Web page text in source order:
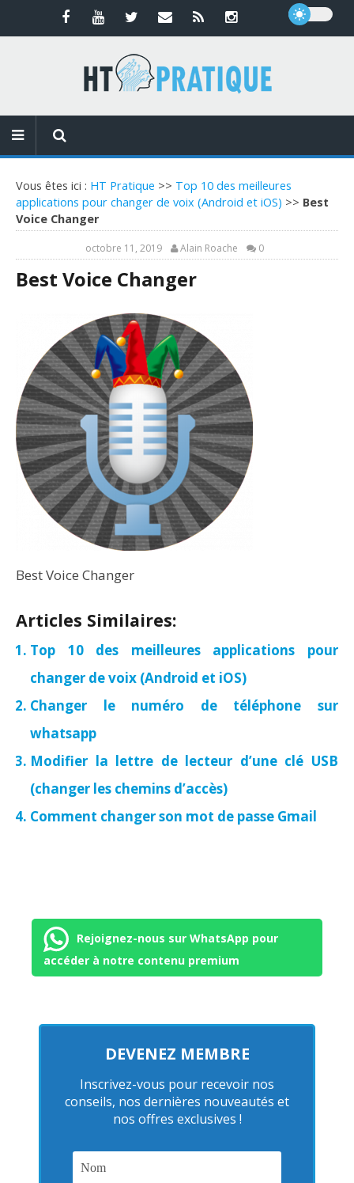
Vous êtes ici : HT Pratique >> Top 10 des meilleures
applications pour changer de voix (Android et iOS) >> Best
Voice Changer
octobre 11, 2019 Alain Roache 0
Best Voice Changer
Best Voice Changer
Articles Similaires:
Top 10 des meilleures applications pour
changer de voix (Android et iOS)
Changer le numéro de téléphone sur
whatsapp
Modifier la lettre de lecteur d’une clé USB
(changer les chemins d’accès)
Comment changer son mot de passe Gmail
Rejoignez-nous sur WhatsApp pour
accéder à notre contenu premium
DEVENEZ MEMBRE
Inscrivez-vous pour recevoir nos
conseils, nos dernières nouveautés et
nos offres exclusives !